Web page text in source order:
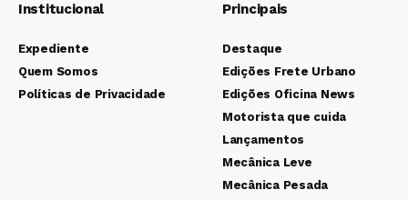
Institucional
Expediente
Quem Somos
Políticas de Privacidade
Principais
Destaque
Edições Frete Urbano
Edições Oficina News
Motorista que cuida
Lançamentos
Mecânica Leve
Mecânica Pesada